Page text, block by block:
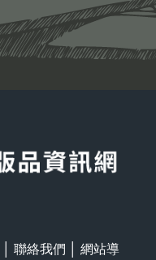
聯絡我們
網站導